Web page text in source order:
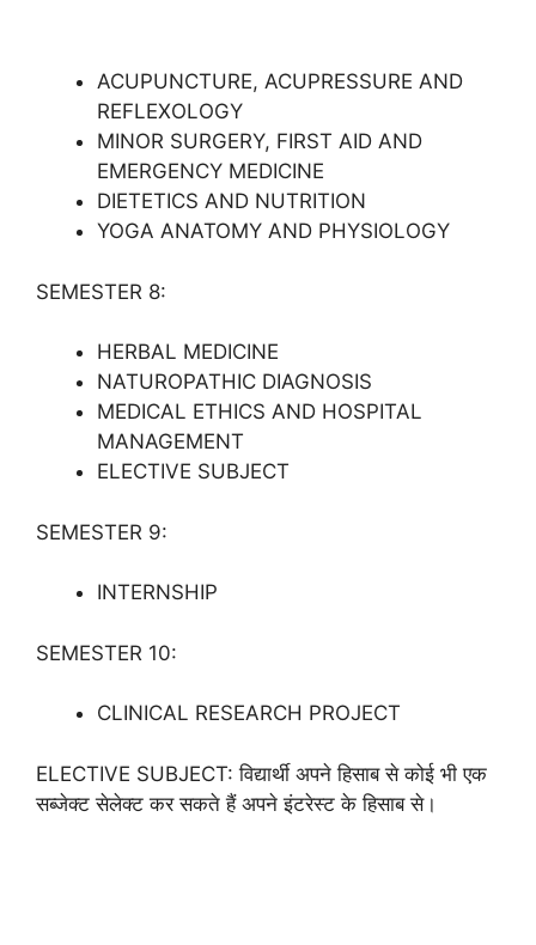
ACUPUNCTURE, ACUPRESSURE AND
REFLEXOLOGY
MINOR SURGERY, FIRST AID AND
EMERGENCY MEDICINE
DIETETICS AND NUTRITION
YOGA ANATOMY AND PHYSIOLOGY
SEMESTER 8:
HERBAL MEDICINE
NATUROPATHIC DIAGNOSIS
MEDICAL ETHICS AND HOSPITAL
MANAGEMENT
ELECTIVE SUBJECT
SEMESTER 9:
INTERNSHIP
SEMESTER 10:
CLINICAL RESEARCH PROJECT
ELECTIVE SUBJECT: विद्यार्थी अपने हिसाब से कोई भी एक
सब्जेक्ट सेलेक्ट कर सकते हैं अपने इंटरेस्ट के हिसाब से।